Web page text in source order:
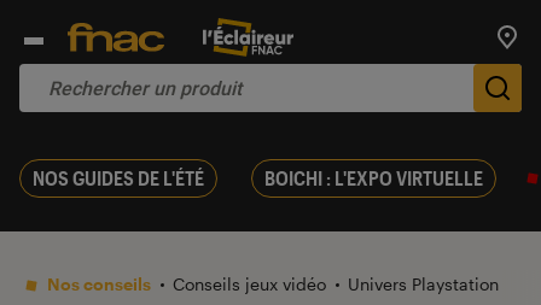
NOS GUIDES DE L'ÉTÉ BOICHI : L'EXPO VIRTUELLE
Nos conseils Conseils jeux vidéo Univers Playstation